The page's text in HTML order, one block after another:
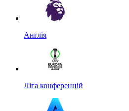
Англія
Ліга конференцій